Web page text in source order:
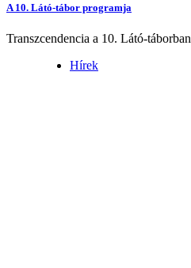
A 10. Látó-tábor programja
Transzcendencia a 10. Látó-táborban
Hírek